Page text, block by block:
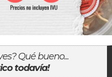
Qué bueno...
todavía!